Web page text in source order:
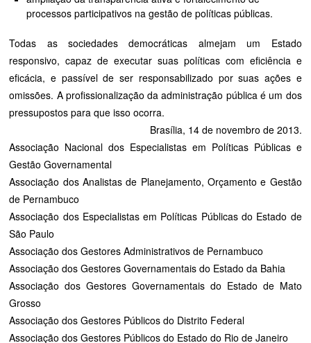
processos participativos na gestão de políticas públicas.
Todas as sociedades democráticas almejam um Estado
responsivo, capaz de executar suas políticas com eficiência e
eficácia, e passível de ser responsabilizado por suas ações e
omissões. A profissionalização da administração pública é um dos
pressupostos para que isso ocorra.
Brasília, 14 de novembro de 2013.
Associação Nacional dos Especialistas em Políticas Públicas e
Gestão Governamental
Associação dos Analistas de Planejamento, Orçamento e Gestão
de Pernambuco
Associação dos Especialistas em Políticas Públicas do Estado de
São Paulo
Associação dos Gestores Administrativos de Pernambuco
Associação dos Gestores Governamentais do Estado da Bahia
Associação dos Gestores Governamentais do Estado de Mato
Grosso
Associação dos Gestores Públicos do Distrito Federal
Associação dos Gestores Públicos do Estado do Rio de Janeiro